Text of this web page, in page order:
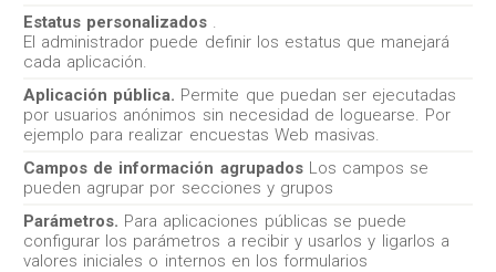
Estatus personalizados .
El administrador puede definir los estatus que manejará
cada aplicación.
Aplicación pública. Permite que puedan ser ejecutadas
por usuarios anónimos sin necesidad de loguearse. Por
ejemplo para realizar encuestas Web masivas.
Campos de información agrupadosLos campos se
pueden agrupar por secciones y grupos
Parámetros. Para aplicaciones públicas se puede
configurar los parámetros a recibir y usarlos y ligarlos a
valores iniciales o internos en los formularios